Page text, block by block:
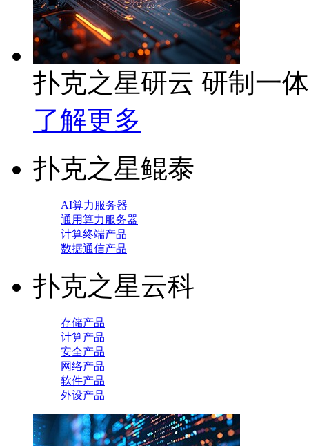
扑克之星研云 研制一
了解更多
扑克之星鲲泰
AI算力服务器
通用算力服务器
计算终端产品
数据通信产品
扑克之星云科
存储产品
计算产品
安全产品
网络产品
软件产品
外设产品